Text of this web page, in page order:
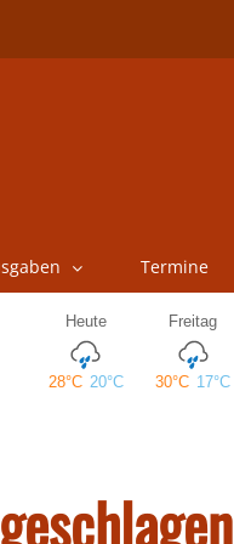
Termine